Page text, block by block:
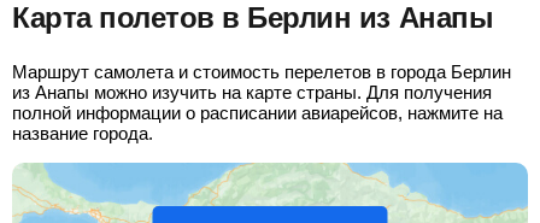
Карта полетов в Берлин из Анапы
Маршрут самолета и стоимость перелетов в города Берлин
из Анапы можно изучить на карте страны. Для получения
полной информации о расписании авиарейсов, нажмите на
название города.